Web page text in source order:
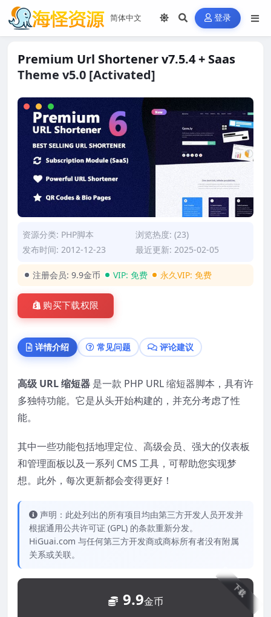
登录
Premium Url Shortener v7.5.4 + Saas
Theme v5.0 [Activated]
资源分类: PHP脚本
浏览热度: (23)
发布时间: 2012-12-23
最近更新: 2025-02-05
注册会员: 9.9金币 VIP: 免费 永久VIP: 免费
购买下载权限
详情介绍 常见问题 评论建议
高级 URL 缩短器 是一款 PHP URL 缩短器脚本，具有许
多独特功能。它是从头开始构建的，并充分考虑了性
能。
其中一些功能包括地理定位、高级会员、强大的仪表板
和管理面板以及一系列 CMS 工具，可帮助您实现梦
想。此外，每次更新都会变得更好！
声明：此处列出的所有项目均由第三方开发人员开发并
根据通用公共许可证 (GPL) 的条款重新分发。
HiGuai.com 与任何第三方开发商或商标所有者没有附属
关系或关联。
下载
9.9金币